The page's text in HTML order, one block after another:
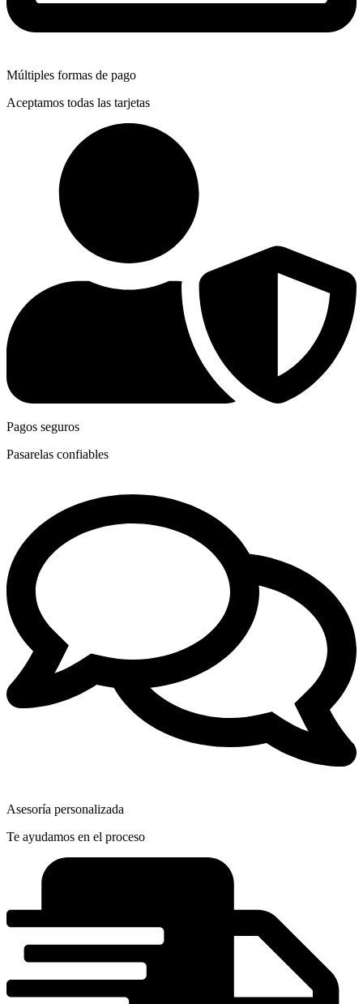
Múltiples formas de pago
Aceptamos todas las tarjetas
Pagos seguros
Pasarelas confiables
Asesoría personalizada
Te ayudamos en el proceso